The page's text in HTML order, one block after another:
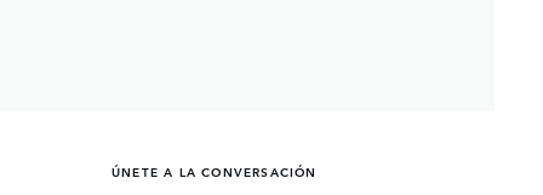
ÚNETE A LA CONVERSACIÓN